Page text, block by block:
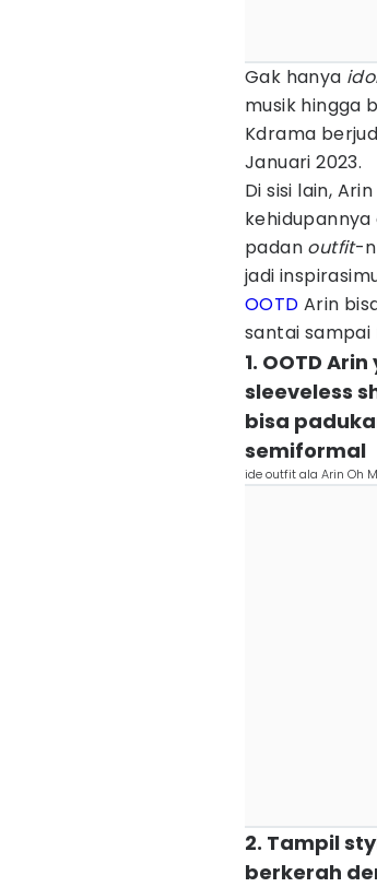
Gak hanya
musik hingga
Kdrama
Januari 2023.
Di sisi lain,
padan outfit-
jadi
OOTD Arin
santai sampai
1. OOTD
sleeveless
bisa
semiformal
ide outfit ala Arin Oh
2. Tampil
berkerah